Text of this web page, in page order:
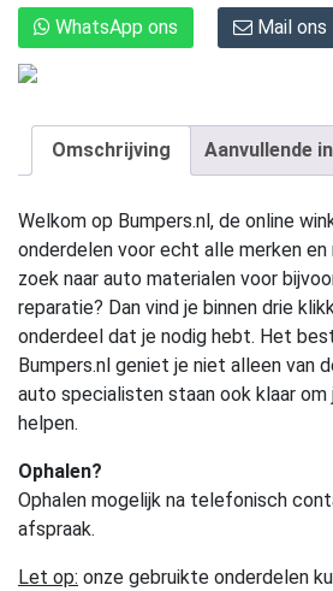
WhatsApp ons Mail ons
Omschrijving Aanvullende
Welkom op Bumpers.nl, de online
onderdelen voor echt alle merken en
zoek naar auto materialen voor
reparatie? Dan vind je binnen drie
onderdeel dat je nodig hebt. Het
Bumpers.nl geniet je niet alleen van
auto specialisten staan ook klaar
helpen.
Ophalen?
Ophalen mogelijk na telefonisch
afspraak.
Let op: onze gebruikte onderdelen